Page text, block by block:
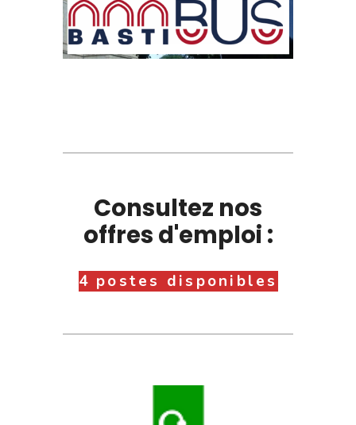
Consultez nos
offres d'emploi :
4 postes disponibles